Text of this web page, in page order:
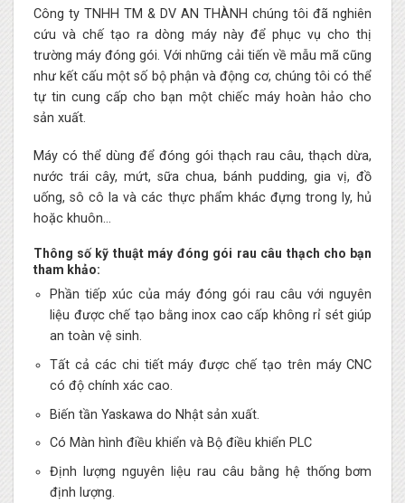
Công ty TNHH TM & DV AN THÀNH chúng tôi đã nghiên
cứu và chế tạo ra dòng máy này để phục vụ cho thị
trường máy đóng gói. Với những cải tiến về mẫu mã cũng
như kết cấu một số bộ phận và động cơ, chúng tôi có thể
tự tin cung cấp cho bạn một chiếc máy hoàn hảo cho
sản xuất.
Máy có thể dùng để đóng gói thạch rau câu, thạch dừa,
nước trái cây, mứt, sữa chua, bánh pudding, gia vị, đồ
uống, sô cô la và các thực phẩm khác đựng trong ly, hủ
hoặc khuôn…
Thông số kỹ thuật máy đóng gói rau câu thạch cho bạn
tham khảo:
Phần tiếp xúc của máy đóng gói rau câu với nguyên
liệu được chế tạo bằng inox cao cấp không rỉ sét giúp
an toàn vệ sinh.
Tất cả các chi tiết máy được chế tạo trên máy CNC
có độ chính xác cao.
Biến tần Yaskawa do Nhật sản xuất.
Có Màn hình điều khiển và Bộ điều khiển PLC
Định lượng nguyên liệu rau câu bằng hệ thống bơm
định lượng.